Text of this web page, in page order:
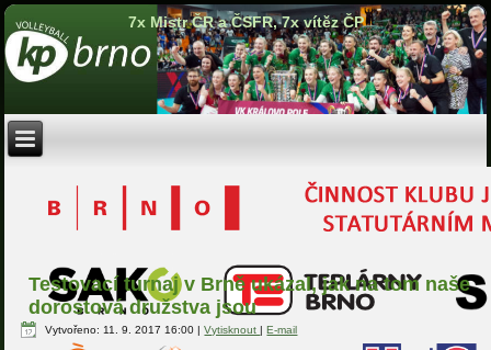
7x Mistr ČR a ČSFR, 7x vítěz ČP
Testovací turnaj v Brně ukázal, jak na tom naše
dorostová družstva jsou
Vytvořeno: 11. 9. 2017 16:00 |Vytisknout|E-mail